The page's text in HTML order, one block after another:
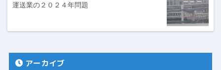
運送業の２０２４年問題
アーカイブ